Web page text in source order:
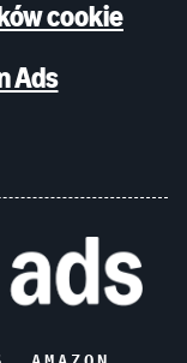
cookie
Ads